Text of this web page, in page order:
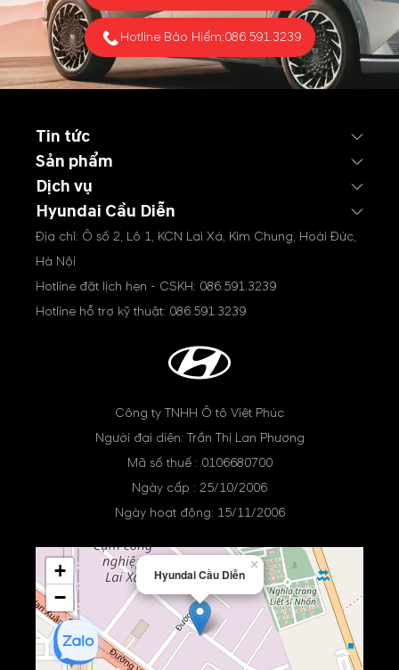
Hotline Bảo Hiểm:086.591.3239
Tin tức
Sản phẩm
Dịch vụ
Hyundai Cầu Diễn
Địa chỉ: Ô số 2, Lô 1, KCN Lai Xá, Kim Chung, Hoài Đức,
Hà Nội
Hotline đặt lịch hẹn - CSKH: 086.591.3239
Hotline hỗ trợ kỹ thuật: 086.591.3239
Công ty TNHH Ô tô Việt Phúc
Người đại diện: Trần Thị Lan Phương
Mã số thuế : 0106680700
Ngày cấp : 25/10/2006
Ngày hoạt động: 15/11/2006
Hyundai Cầu Diễn
×
+
−